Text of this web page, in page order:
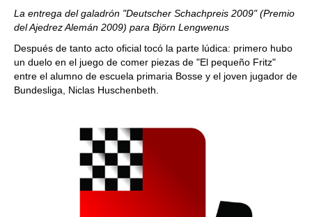
La entrega del galadrón "Deutscher Schachpreis 2009" (Premio
del Ajedrez Alemán 2009) para Björn Lengwenus
Después de tanto acto oficial tocó la parte lúdica: primero hubo
un duelo en el juego de comer piezas de "El pequeño Fritz"
entre el alumno de escuela primaria Bosse y el joven jugador de
Bundesliga, Niclas Huschenbeth.